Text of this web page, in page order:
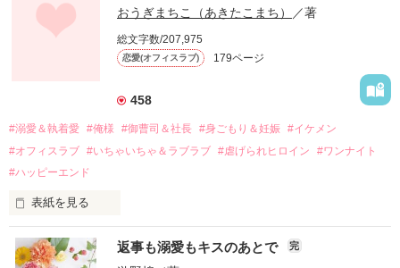
幼なじみの哲平に淡い恋心を抱いていた美桜。
しかし、ある出来事をきっかけに二人の関係は壊れてしまう。
関係修復もできないまま、美桜は両親の離婚によって
引っ越すことになり、哲平とも離れ離れになった。
それから約十二年後。
過去の傷から、二度と会いたくないと思っていた哲平に
運命のような再会を果たす。
酔った勢いで一夜を共にしてしまった。
さらに、美桜が初めてだと知った哲平は
『責任をとる、結婚しよう』と真っ直ぐに告げてきた。
戸惑う美桜とは裏腹に、好きという気持ちを隠すことなく
甘やかしてくる。
おうぎまちこ（あきたこまち） ／著
総文字数/207,975
恋愛(オフィスラブ) 179ページ
458
#溺愛＆執着愛 #俺様 #御曹司＆社長 #身ごもり＆妊娠 #イケメン
#オフィスラブ #いちゃいちゃ＆ラブラブ #虐げられヒロイン
#ワンナイト
#ハッピーエンド
表紙を見る
おかしな噂を流されて前の職場でうまくいかなかった梅田美
桜は、海外で傷心旅行をしていたところ、日本人美青年と出会
返事も溺愛もキスのあとで 完